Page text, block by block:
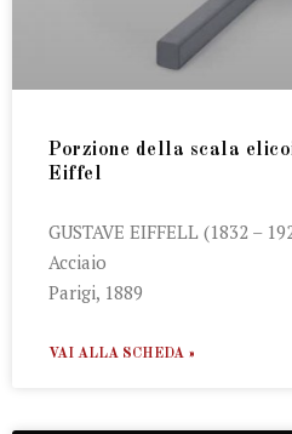
Porzione della scala
Eiffel
GUSTAVE EIFFELL (1832 –
Acciaio
Parigi, 1889
VAI ALLA SCHEDA »